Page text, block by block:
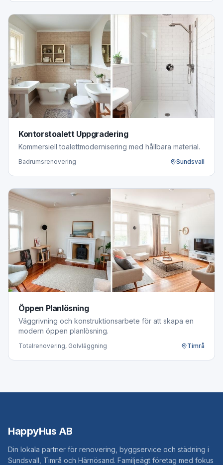
Kontorstoalett Uppgradering
Kommersiell toalettmodernisering med hållbara material.
Badrumsrenovering Sundsvall
Öppen Planlösning
Väggrivning och konstruktionsarbete för att skapa en
modern öppen planlösning.
Totalrenovering, Golvläggning Timrå
HappyHus AB
Din lokala partner för renovering, byggservice och städning i
Sundsvall, Timrå och Härnösand. Familjeägt företag med fokus